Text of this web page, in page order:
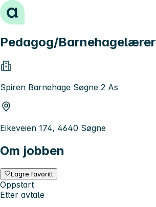
Hopp til innhold
Pedagog/Barnehagelærer
Spiren Barnehage Søgne 2 As
Eikeveien 174, 4640 Søgne
Om jobben
Lagre favoritt
Oppstart
Etter avtale